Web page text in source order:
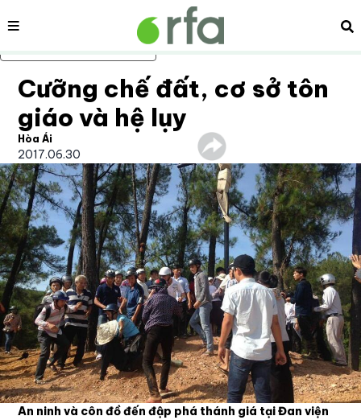
Bỏ qua nội dung chính
Nội dung
Cưỡng chế đất, cơ sở tôn
giáo và hệ lụy
Hòa Ái
2017.06.30
An ninh và côn đồ đến đập phá thánh giá tại Đan viện